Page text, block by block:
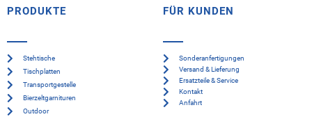
PRODUKTE
Stehtische
Tischplatten
Transportgestelle
Bierzeltgarnituren
Outdoor
FÜR KUNDEN
Sonderanfertigungen
Versand & Lieferung
Ersatzteile & Service
Kontakt
Anfahrt